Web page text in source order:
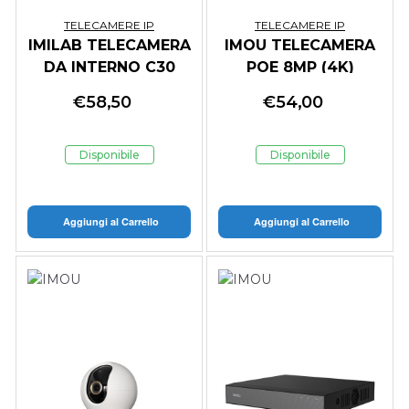
TELECAMERE IP
IMILAB TELECAMERA
DA INTERNO C30
LENTE 5MP/3K,360,
€58,50
Disponibile
Aggiungi al Carrello
TELECAMERE IP
IMOU TELECAMERA
POE 8MP (4K)
DC, HUMAN VEHICLE
COLOR NIGHT VISI
€54,00
Disponibile
Aggiungi al Carrello